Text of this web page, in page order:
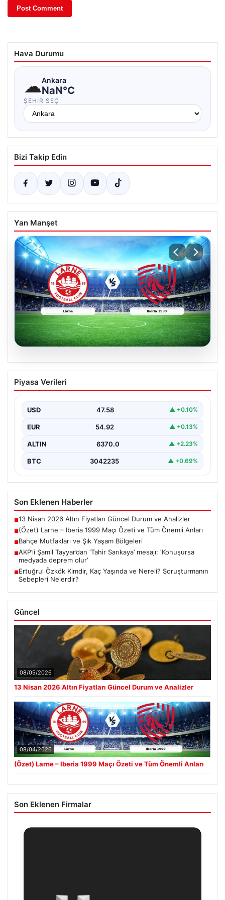
Hava Durumu
☁Ankara
NaN°C
ŞEHIR SEÇ
Bizi Takip Edin
Yan Manşet
(Özet) Larne – Iberia 1999 Maçı Özeti
ve Tüm Önemli Anları
Piyasa Verileri
USD 47.58 ▲ +0.10%
EUR 54.92 ▲ +0.13%
ALTIN 6370.0 ▲ +2.23%
BTC 3042235 ▲ +0.69%
Son Eklenen Haberler
■13 Nisan 2026 Altın Fiyatları Güncel Durum ve Analizler
■(Özet) Larne – Iberia 1999 Maçı Özeti ve Tüm Önemli Anları
■Bahçe Mutfakları ve Şık Yaşam Bölgeleri
■AKP’li Şamil Tayyar’dan ‘Tahir Sarıkaya’ mesajı: ‘Konuşursa
medyada deprem olur’
■Ertuğrul Özkök Kimdir, Kaç Yaşında ve Nereli? Soruşturmanın
Sebepleri Nelerdir?
Güncel
08/05/2026
13 Nisan 2026 Altın Fiyatları Güncel Durum ve Analizler
08/04/2026
(Özet) Larne – Iberia 1999 Maçı Özeti ve Tüm Önemli Anları
Son Eklenen Firmalar